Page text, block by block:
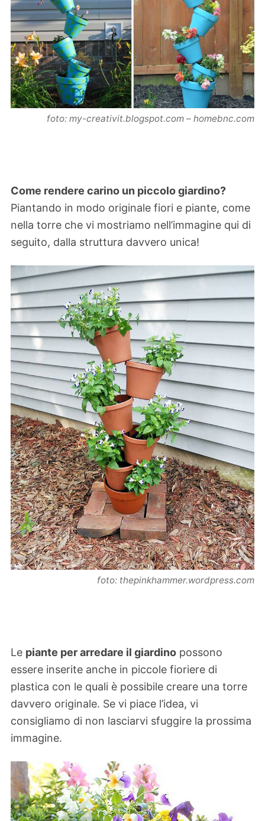
foto: my-creativit.blogspot.com – homebnc.com
Come rendere carino un piccolo giardino?
Piantando in modo originale fiori e piante, come
nella torre che vi mostriamo nell’immagine qui di
seguito, dalla struttura davvero unica!
foto: thepinkhammer.wordpress.com
Le piante per arredare il giardino possono
essere inserite anche in piccole fioriere di
plastica con le quali è possibile creare una torre
davvero originale. Se vi piace l’idea, vi
consigliamo di non lasciarvi sfuggire la prossima
immagine.